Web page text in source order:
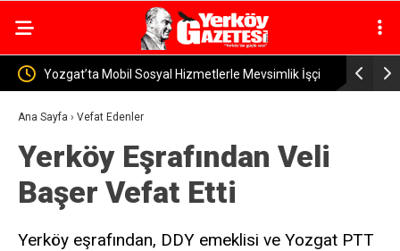
Mevsimlik İşçi Yerköy İlçe Sağlık Müdürü Dr. Candaş Tan’dan
Emzirme Haftası Mesajı: “Bir Damla Anne Sütü,
Ömür Sağlık”
Ana Sayfa › Vefat Edenler
Yerköy Eşrafından Veli
Başer Vefat Etti
Yerköy eşrafından, DDY emeklisi ve Yozgat PTT